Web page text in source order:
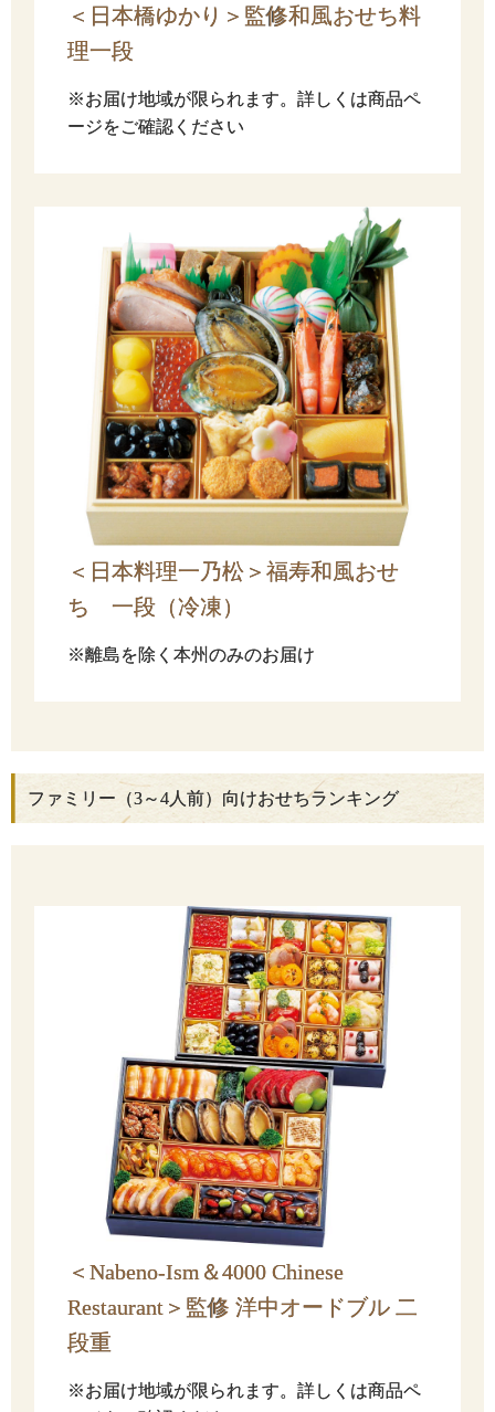
＜日本橋ゆかり＞監修和風おせち料
理一段
※お届け地域が限られます。詳しくは商品ペ
ージをご確認ください
＜日本料理一乃松＞福寿和風おせ
ち 一段（冷凍）
※離島を除く本州のみのお届け
ファミリー（3～4人前）向けおせちランキング
＜Nabeno-Ism＆4000 Chinese
Restaurant＞監修 洋中オードブル 二
段重
※お届け地域が限られます。詳しくは商品ペ